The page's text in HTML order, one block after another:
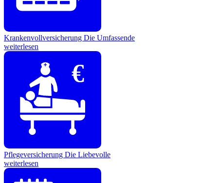
Krankenvollversicherung Die Umfassende
weiterlesen
€
Pflegeversicherung Die Liebevolle
weiterlesen